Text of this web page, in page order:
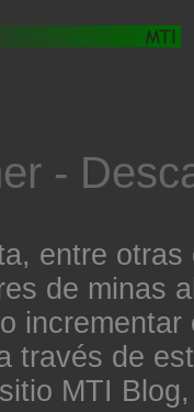
-
entre
de minas
través de
MTI